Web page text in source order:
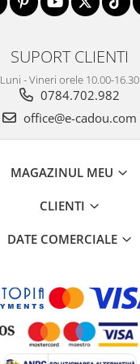
SUPORT CLIENTI
Luni - Vineri orele 10.00-16.30
0784.702.982
office@e-cadou.com
MAGAZINUL MEU
CLIENTI
DATE COMERCIALE